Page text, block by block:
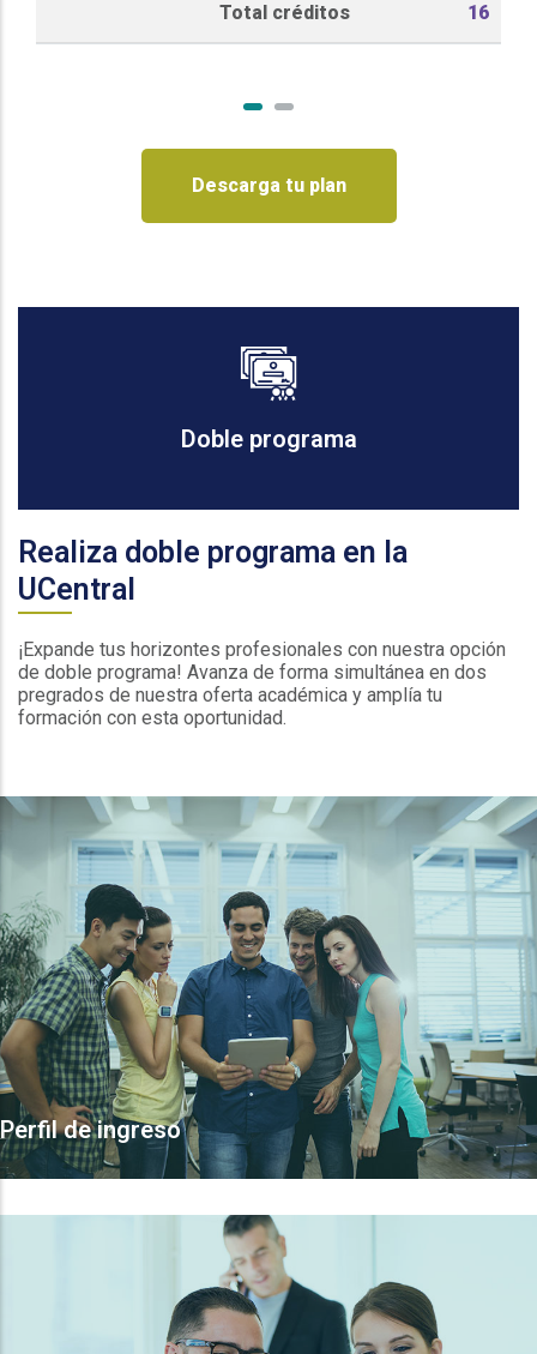
Total créditos 16
Descarga tu plan
Doble programa
Realiza doble programa en la
UCentral
¡Expande tus horizontes profesionales con nuestra opción
de doble programa! Avanza de forma simultánea en dos
pregrados de nuestra oferta académica y amplía tu
formación con esta oportunidad.
Perfil de ingreso